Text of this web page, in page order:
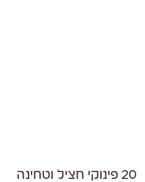
20 פינוקי חציל וטחינה